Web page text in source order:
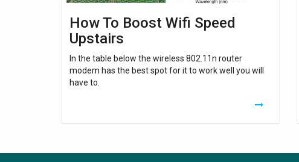
How To Boost Wifi Speed
Upstairs
In the table below the wireless 802.11n router
modem has the best spot for it to work well you will
have to.